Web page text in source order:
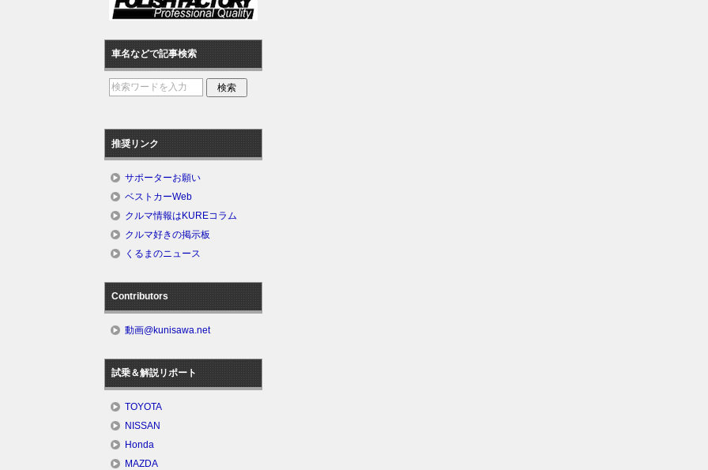
車名などで記事検索
推奨リンク
サポーターお願い
ベストカーWeb
クルマ情報はKUREコラム
クルマ好きの掲示板
くるまのニュース
Contributors
動画@kunisawa.net
試乗＆解説リポート
TOYOTA
NISSAN
Honda
MAZDA